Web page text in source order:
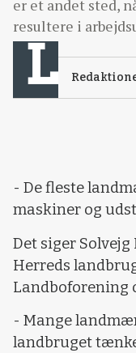
er et andet sted,
resultere i
- De fleste
maskiner og
Det siger
Herreds
Landboforening
- Mange
landbruget